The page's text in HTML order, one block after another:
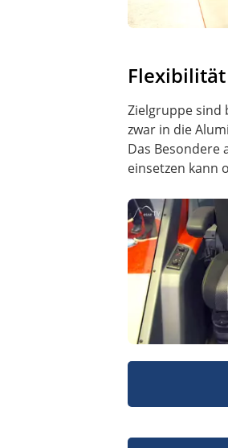
Zielgruppe sind
zwar in die
Das Besondere
einsetzen kann